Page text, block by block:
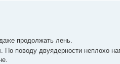
продолжать лень.
По поводу двуядерности неплохо